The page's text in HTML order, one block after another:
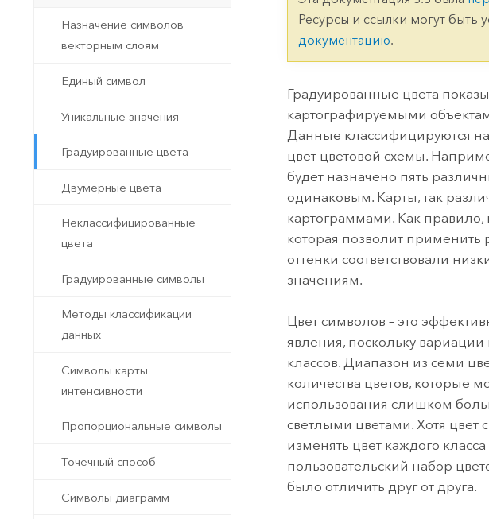
ГИС и картографии
Создание картографических
Все продукты
Все отрасли
Назначение символов
векторным слоям
Единый символ
Уникальные значения
Градуированные цвета
Двумерные цвета
Неклассифицированные
цвета
Градуированные символы
Методы классификации
данных
Символы карты
интенсивности
Пропорциональные символы
Точечный способ
Символы диаграмм
Ресурсы и ссылки могут быть
документацию.
Градуированные цвета
картографируемыми
Данные классифицируются
цвет цветовой схемы.
будет назначено пять
одинаковым. Карты, так
картограммами. Как
которая позволит применить
оттенки соответствовали
значениям.
Цвет символов – это
явления, поскольку
классов. Диапазон из семи
количества цветов, которые
использования слишком
светлыми цветами. Хотя цвет
изменять цвет каждого
пользовательский набор
было отличить друг от друга.